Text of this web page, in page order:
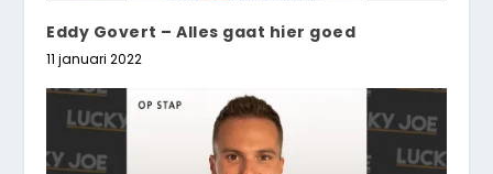
Eddy Govert – Alles gaat hier goed
11 januari 2022